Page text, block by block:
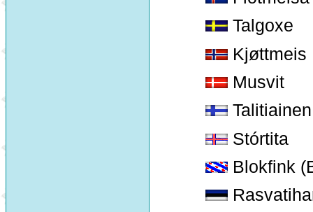
Talgoxe
Kjøttmeis
Musvit
Talitiainen
Stórtita
Blokfink